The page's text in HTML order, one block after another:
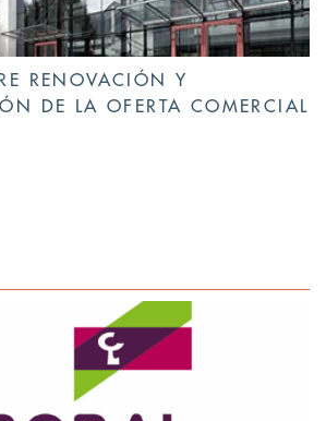
RENOVACIÓN Y
DE LA OFERTA COMERCIAL